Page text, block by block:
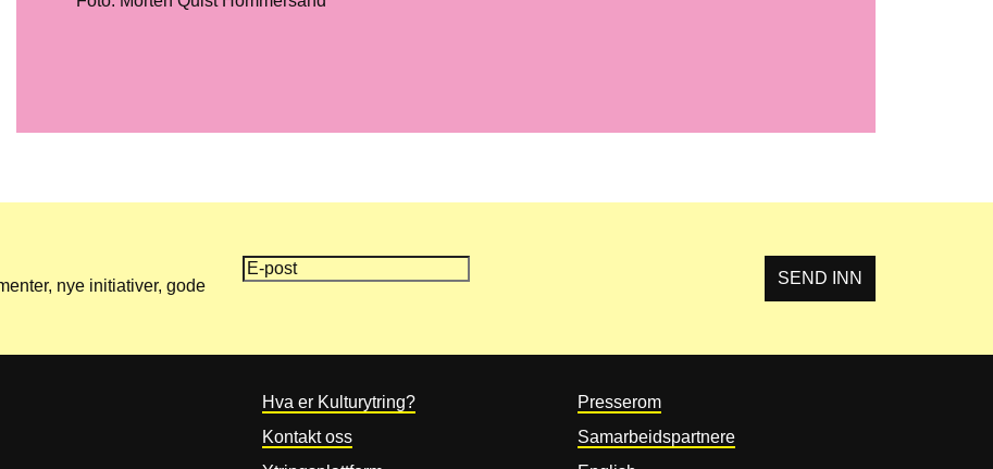
nye initiativer, gode
Hva er Kulturytring?
Kontakt oss
Presserom
Samarbeidspartnere